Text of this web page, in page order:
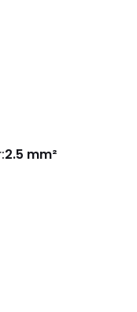
mogelijk)(Huidige
:2.5 mm²
mogelijk)